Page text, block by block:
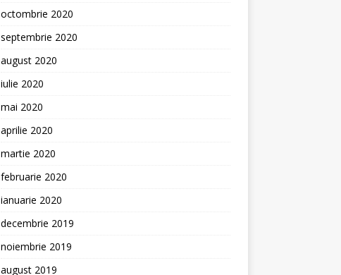
octombrie 2020
septembrie 2020
august 2020
iulie 2020
mai 2020
aprilie 2020
martie 2020
februarie 2020
ianuarie 2020
decembrie 2019
noiembrie 2019
august 2019